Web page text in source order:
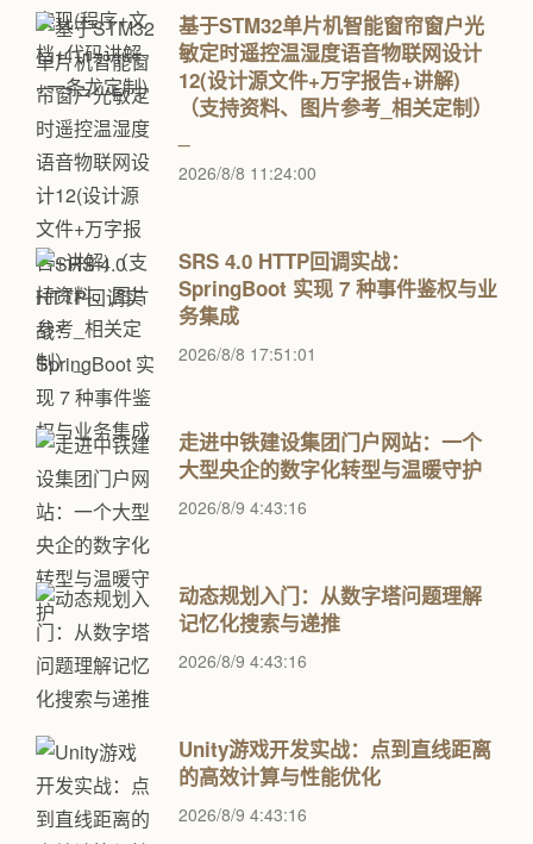
基于STM32单片机智能窗帘窗户光
敏定时遥控温湿度语音物联网设计
12(设计源文件+万字报告+讲解)
（支持资料、图片参考_相关定制）
2026/8/8 11:24:00
SRS 4.0 HTTP回调实战：
SpringBoot 实现 7 种事件鉴权与业
务集成
2026/8/8 17:51:01
走进中铁建设集团门户网站：一个
大型央企的数字化转型与温暖守护
2026/8/9 4:43:16
动态规划入门：从数字塔问题理解
记忆化搜索与递推
2026/8/9 4:43:16
Unity游戏开发实战：点到直线距离
的高效计算与性能优化
2026/8/9 4:43:16